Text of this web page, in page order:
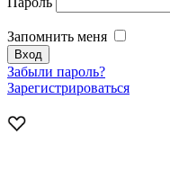
Запомнить меня
Забыли пароль?
Зарегистрироваться